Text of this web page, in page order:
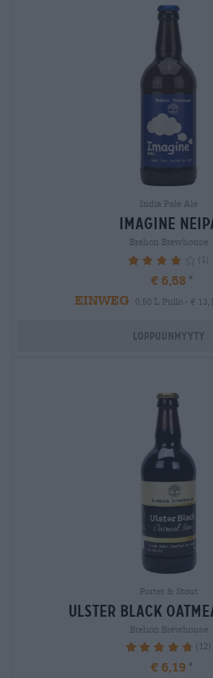
India Pale Ale
imagine
Brehon Brewhouse
80% (1)
€ 6,58
EINWEG
0,50 L Pullo - €
Loppuunmyyty
Porter & Stout
ulster black
Brehon Brewhouse
96.67% (12)
€ 6,19